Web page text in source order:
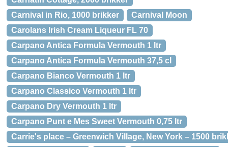
Carnival in Rio, 1000 brikker
Carnival Moon
Carolans Irish Cream Liqueur FL 70
Carpano Antica Formula Vermouth 1 ltr
Carpano Antica Formula Vermouth 37,5 cl
Carpano Bianco Vermouth 1 ltr
Carpano Classico Vermouth 1 ltr
Carpano Dry Vermouth 1 ltr
Carpano Punt e Mes Sweet Vermouth 0,75 ltr
Carrie's place – Greenwich Village, New York – 1500